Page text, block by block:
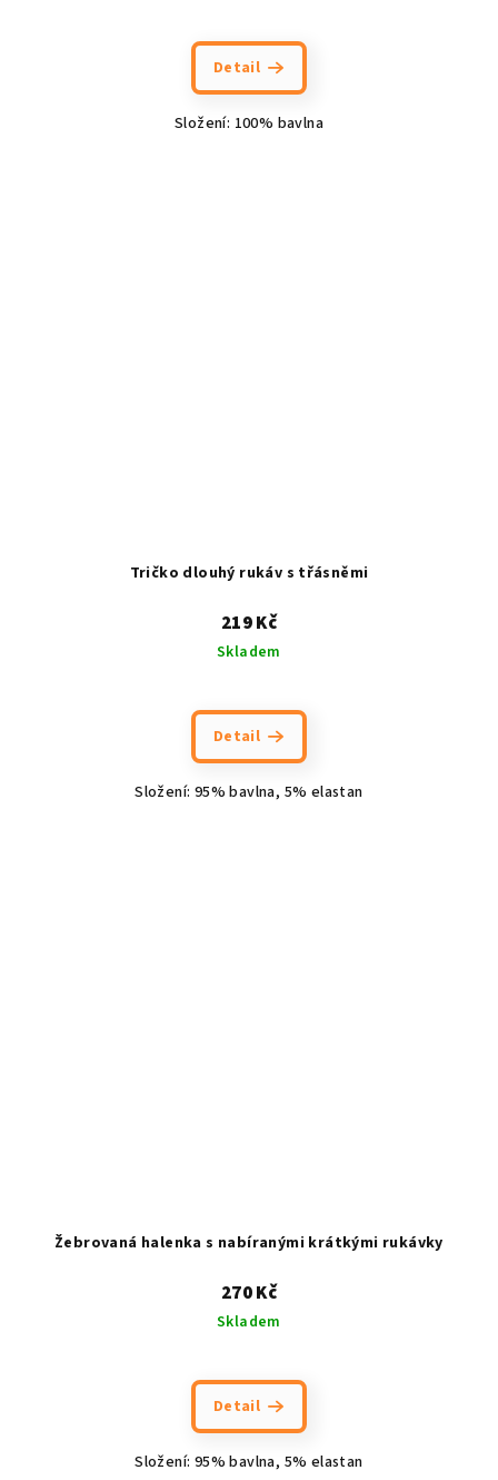
Detail
Složení: 100% bavlna
Tričko dlouhý rukáv s třásněmi
219 Kč
Skladem
Detail
Složení: 95% bavlna, 5% elastan
Žebrovaná halenka s nabíranými krátkými rukávky
270 Kč
Skladem
Detail
Složení: 95% bavlna, 5% elastan